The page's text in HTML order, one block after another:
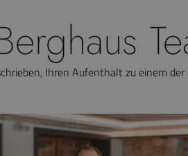
Ihren Aufenthalt zu einem